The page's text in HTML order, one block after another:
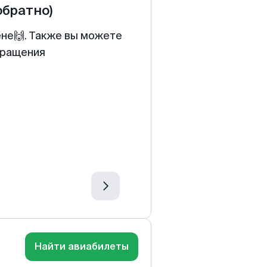
Также вы можете
Найти авиабилеты